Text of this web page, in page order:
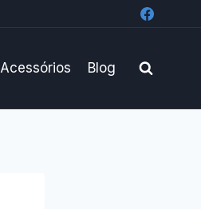
Acessórios Blog